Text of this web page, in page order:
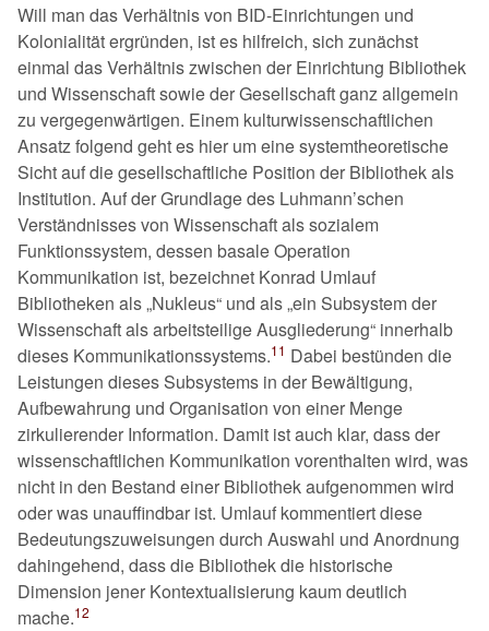
Will man das Verhältnis von BID-Einrichtungen und
Kolonialität ergründen, ist es hilfreich, sich zunächst
einmal das Verhältnis zwischen der Einrichtung Bibliothek
und Wissenschaft sowie der Gesellschaft ganz allgemein
zu vergegenwärtigen. Einem kulturwissenschaftlichen
Ansatz folgend geht es hier um eine systemtheoretische
Sicht auf die gesellschaftliche Position der Bibliothek als
Institution. Auf der Grundlage des Luhmann’schen
Verständnisses von Wissenschaft als sozialem
Funktionssystem, dessen basale Operation
Kommunikation ist, bezeichnet Konrad Umlauf
Bibliotheken als Nukleus und als ein Subsystem der
Wissenschaft als arbeitsteilige Ausgliederung innerhalb
dieses Kommunikationssystems.11 Dabei bestünden die
Leistungen dieses Subsystems in der Bewältigung,
Aufbewahrung und Organisation von einer Menge
zirkulierender Information. Damit ist auch klar, dass der
wissenschaftlichen Kommunikation vorenthalten wird, was
nicht in den Bestand einer Bibliothek aufgenommen wird
oder was unauffindbar ist. Umlauf kommentiert diese
Bedeutungszuweisungen durch Auswahl und Anordnung
dahingehend, dass die Bibliothek die historische
Dimension jener Kontextualisierung kaum deutlich
mache.12